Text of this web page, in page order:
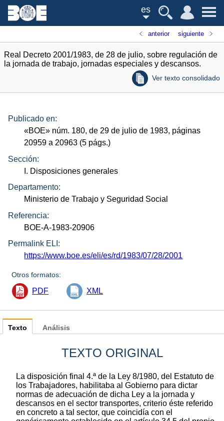
es
anterior siguiente
Real Decreto 2001/1983, de 28 de julio, sobre regulación de
la jornada de trabajo, jornadas especiales y descansos.
Ver texto consolidado
Publicado en:
«BOE» núm. 180, de 29 de julio de 1983, páginas
20959 a 20963 (5 págs.)
Sección:
I. Disposiciones generales
Departamento:
Ministerio de Trabajo y Seguridad Social
Referencia:
BOE-A-1983-20906
Permalink ELI:
https://www.boe.es/eli/es/rd/1983/07/28/2001
Otros formatos:
PDF XML
Texto
TEXTO ORIGINAL
La disposición final 4.ª de la Ley 8/1980, del Estatuto de
los Trabajadores, habilitaba al Gobierno para dictar
normas de adecuación de dicha Ley a la jornada y
descansos en el sector transportes, criterio éste referido
en concreto a tal sector, que coincidía con el
Análisis